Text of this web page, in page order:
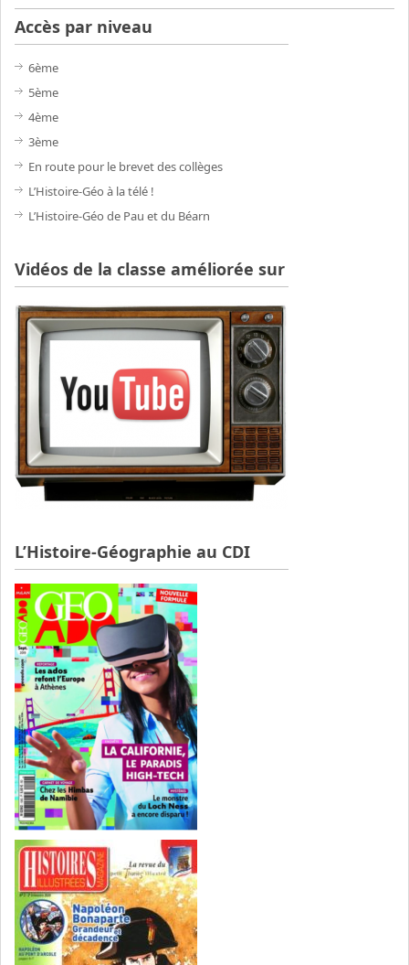
Accès par niveau
6ème
5ème
4ème
3ème
En route pour le brevet des collèges
L’Histoire-Géo à la télé !
L’Histoire-Géo de Pau et du Béarn
Vidéos de la classe améliorée sur
L’Histoire-Géographie au CDI